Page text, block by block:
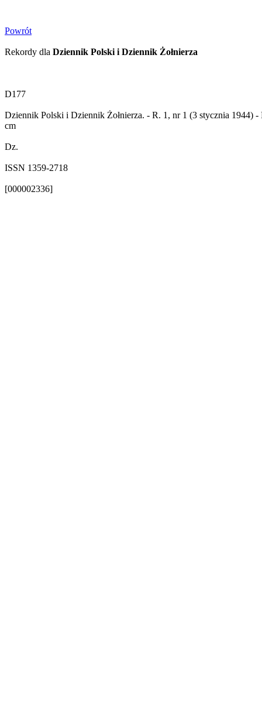
Powrót
Rekordy dla Dziennik Polski i Dziennik Żołnierza
D177
Dziennik Polski i Dziennik Żołnierza. - R. 1, nr 1 (3 stycznia 1944)
cm
Dz.
ISSN 1359-2718
[000002336]